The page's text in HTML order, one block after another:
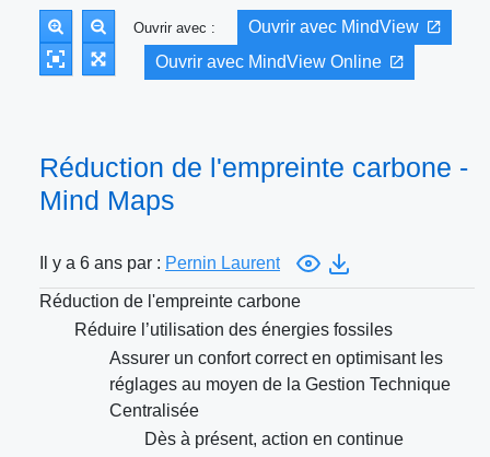
Ouvrir avec :
Ouvrir avec MindView
Ouvrir avec MindView Online
Réduction de l'empreinte carbone -
Mind Maps
Il y a 6 ans par : Pernin Laurent
Réduction de l'empreinte carbone
Réduire l’utilisation des énergies fossiles
Assurer un confort correct en optimisant les
réglages au moyen de la Gestion Technique
Centralisée
Dès à présent, action en continue